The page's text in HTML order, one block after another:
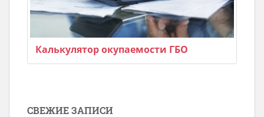
Калькулятор окупаемости ГБО
СВЕЖИЕ ЗАПИСИ